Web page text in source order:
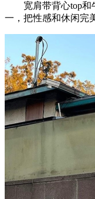
宽肩带背心top和
一，把性感和休闲完